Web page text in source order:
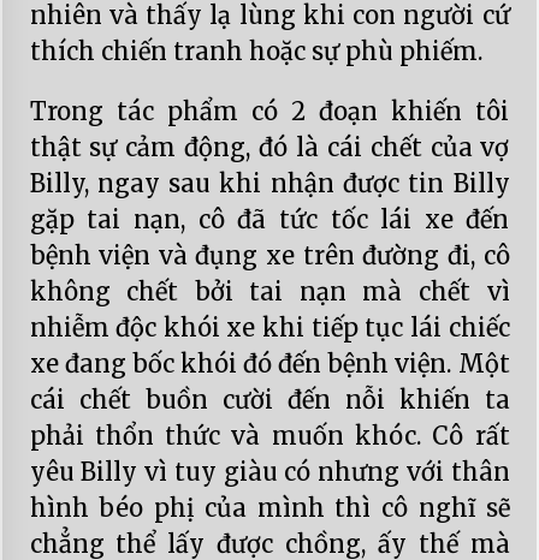
nhiên và thấy lạ lùng khi con người cứ
thích chiến tranh hoặc sự phù phiếm.
Trong tác phẩm có 2 đoạn khiến tôi
thật sự cảm động, đó là cái chết của vợ
Billy, ngay sau khi nhận được tin Billy
gặp tai nạn, cô đã tức tốc lái xe đến
bệnh viện và đụng xe trên đường đi, cô
không chết bởi tai nạn mà chết vì
nhiễm độc khói xe khi tiếp tục lái chiếc
xe đang bốc khói đó đến bệnh viện. Một
cái chết buồn cười đến nỗi khiến ta
phải thổn thức và muốn khóc. Cô rất
yêu Billy vì tuy giàu có nhưng với thân
hình béo phị của mình thì cô nghĩ sẽ
chẳng thể lấy được chồng, ấy thế mà